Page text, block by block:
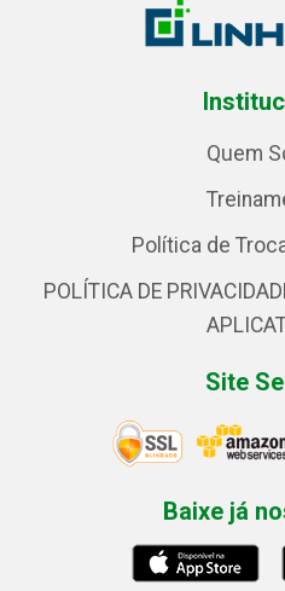
Quem
Política de
POLÍTICA DE
Site
Baixe já